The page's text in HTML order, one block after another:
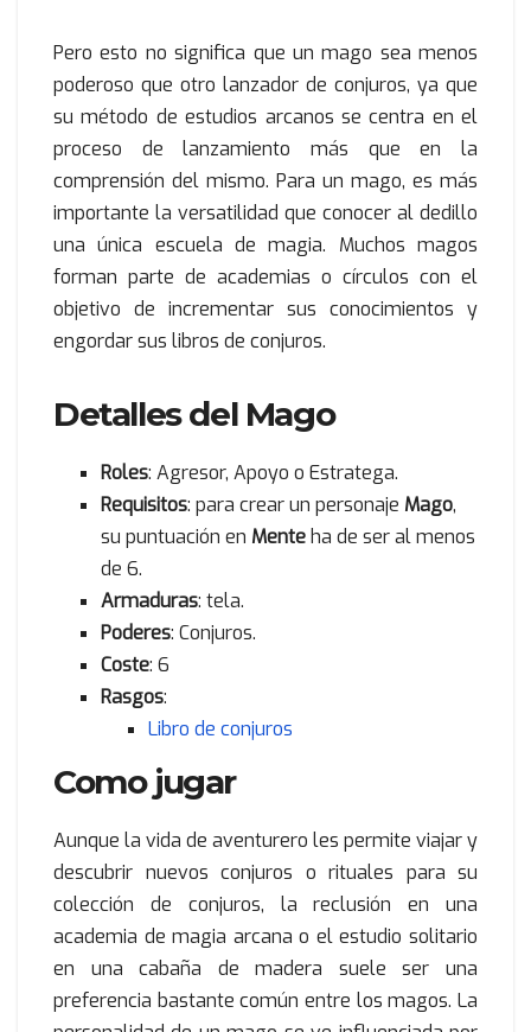
Pero esto no significa que un mago sea menos
poderoso que otro lanzador de conjuros, ya que
su método de estudios arcanos se centra en el
proceso de lanzamiento más que en la
comprensión del mismo. Para un mago, es más
importante la versatilidad que conocer al dedillo
una única escuela de magia. Muchos magos
forman parte de academias o círculos con el
objetivo de incrementar sus conocimientos y
engordar sus libros de conjuros.
Detalles del Mago
Roles: Agresor, Apoyo o Estratega.
Requisitos: para crear un personaje Mago,
su puntuación en Mente ha de ser al menos
de 6.
Armaduras: tela.
Poderes: Conjuros.
Coste: 6
Rasgos:
Libro de conjuros
Como jugar
Aunque la vida de aventurero les permite viajar y
descubrir nuevos conjuros o rituales para su
colección de conjuros, la reclusión en una
academia de magia arcana o el estudio solitario
en una cabaña de madera suele ser una
preferencia bastante común entre los magos. La